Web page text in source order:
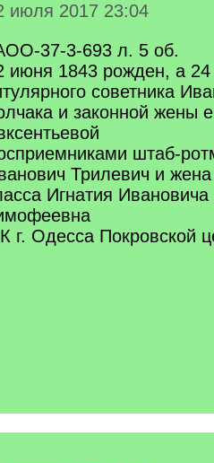
июля 2017 23:04
37-3-693 л. 5 об.
июня 1843 рожден, а
советника
и законной жены
штаб-
Трилевич и
Игнатия
г. Одесса Покровской